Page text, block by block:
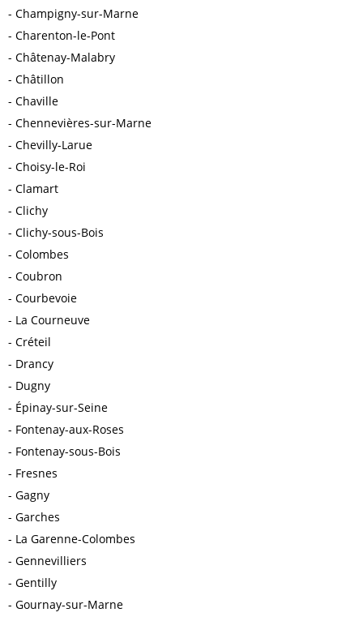
Champigny-sur-Marne
Charenton-le-Pont
Châtenay-Malabry
Châtillon
Chaville
Chennevières-sur-Marne
Chevilly-Larue
Choisy-le-Roi
Clamart
Clichy
Clichy-sous-Bois
Colombes
Coubron
Courbevoie
La Courneuve
Créteil
Drancy
Dugny
Épinay-sur-Seine
Fontenay-aux-Roses
Fontenay-sous-Bois
Fresnes
Gagny
Garches
La Garenne-Colombes
Gennevilliers
Gentilly
Gournay-sur-Marne